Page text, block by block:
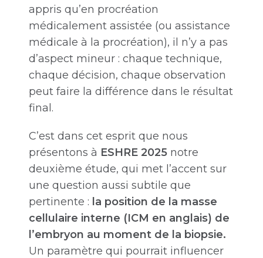
appris qu’en procréation
médicalement assistée (ou assistance
médicale à la procréation), il n’y a pas
d’aspect mineur : chaque technique,
chaque décision, chaque observation
peut faire la différence dans le résultat
final.
C’est dans cet esprit que nous
présentons à ESHRE 2025 notre
deuxième étude, qui met l’accent sur
une question aussi subtile que
pertinente : la position de la masse
cellulaire interne (ICM en anglais) de
l’embryon au moment de la biopsie.
Un paramètre qui pourrait influencer